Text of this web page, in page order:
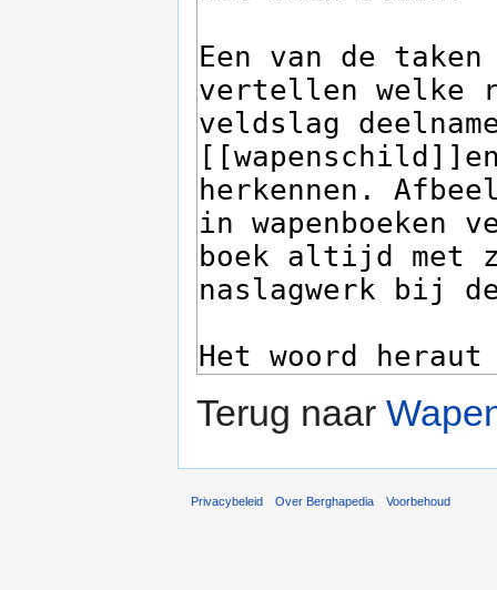
Terug naar
Privacybeleid Over Berghapedia Voorbehoud